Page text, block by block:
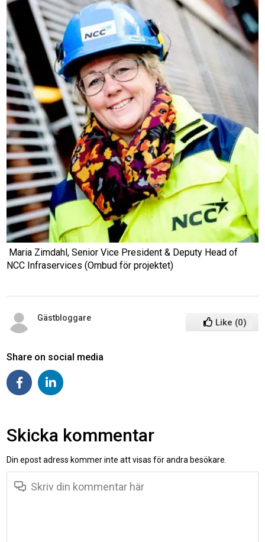
Maria Zimdahl, Senior Vice President & Deputy Head of
NCC Infraservices (Ombud för projektet)
Gästbloggare Like (0)
Share on social media
Skicka kommentar
Din epost adress kommer inte att visas för andra besökare.